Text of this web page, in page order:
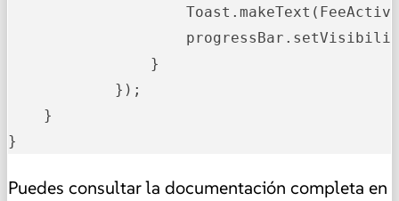
                }
            });
    }
}
Puedes consultar la documentación completa en